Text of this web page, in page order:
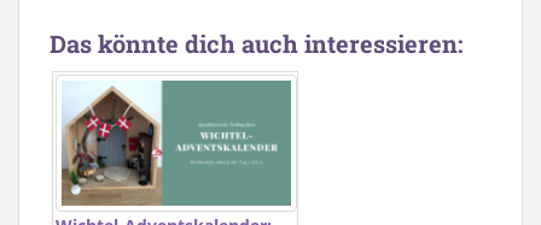
Das könnte dich auch interessieren: